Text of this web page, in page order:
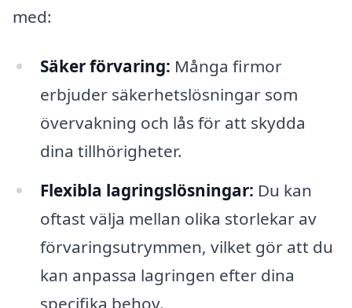
med:
Säker förvaring: Många firmor
erbjuder säkerhetslösningar som
övervakning och lås för att skydda
dina tillhörigheter.
Flexibla lagringslösningar: Du kan
oftast välja mellan olika storlekar av
förvaringsutrymmen, vilket gör att du
kan anpassa lagringen efter dina
specifika behov.